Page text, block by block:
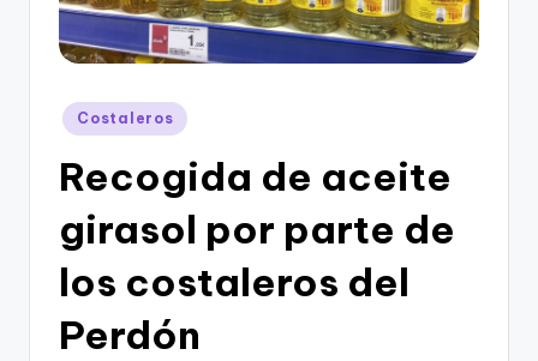
Publicado
en
Costaleros
Recogida de aceite
girasol por parte de
los costaleros del
Perdón